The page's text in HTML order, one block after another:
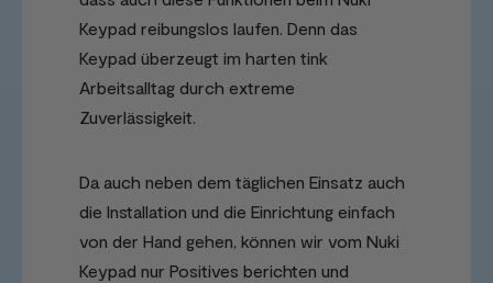
Keypad reibungslos laufen. Denn das
Keypad überzeugt im harten tink
Arbeitsalltag durch extreme
Zuverlässigkeit.
Da auch neben dem täglichen Einsatz auch
die Installation und die Einrichtung einfach
von der Hand gehen, können wir vom Nuki
Keypad nur Positives berichten und